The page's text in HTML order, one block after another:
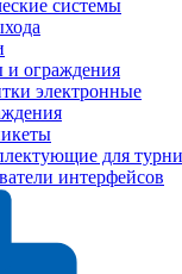
системы
и ограждения
электронные
для
интерфейсов